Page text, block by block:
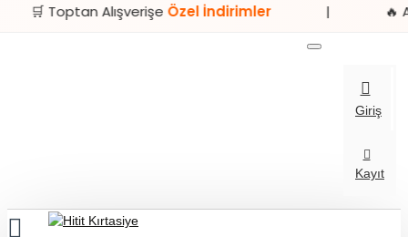
Özel İndirimler | 🔥 Avantajlı
Giriş
Kayıt